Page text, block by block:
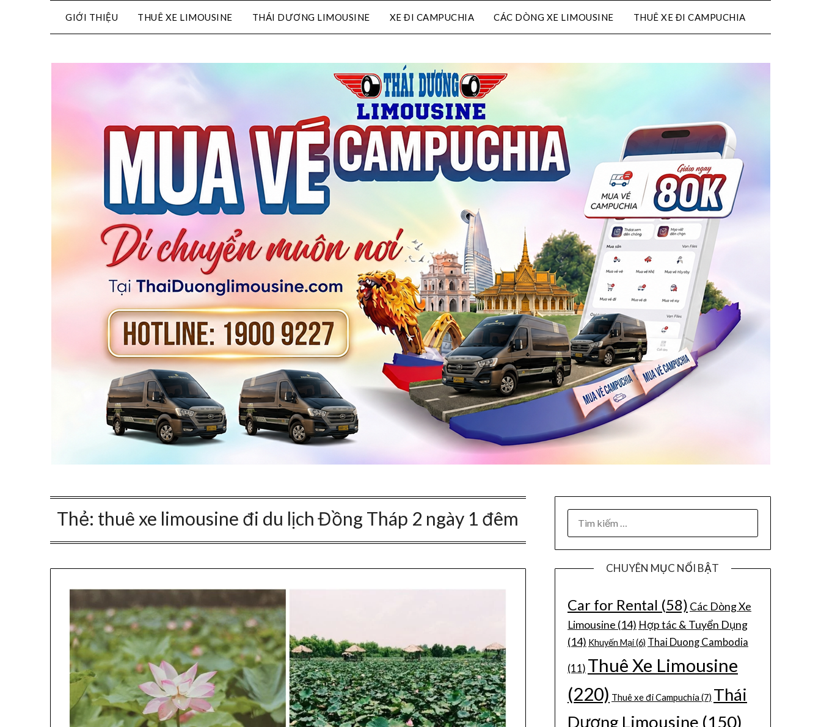
GIỚI THIỆU THUÊ XE LIMOUSINE THÁI DƯƠNG LIMOUSINE XE ĐI CAMPUCHIA CÁC DÒNG XE LIMOUSINE THUÊ XE ĐI CAMPUCHIA
Thẻ: thuê xe limousine đi du lịch Đồng Tháp 2 ngày 1 đêm
CHUYÊN MỤC NỔI BẬT
Car for Rental (58) Các Dòng Xe
Limousine (14) Hợp tác & Tuyển Dụng
(14) Khuyến Mại(6) Thai Duong Cambodia
(11) Thuê Xe Limousine
(220) Thuê xe đi Campuchia(7) Thái
Dương Limousine (150)